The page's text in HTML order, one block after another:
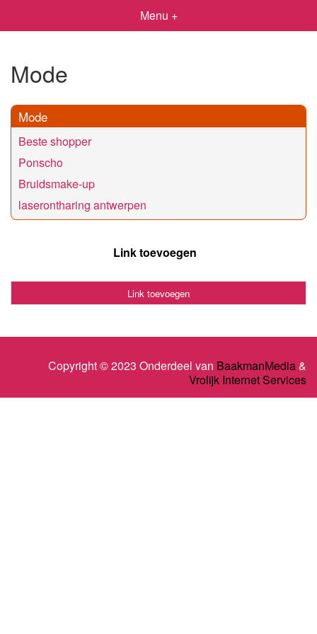
Menu +
Mode
Mode
Beste shopper
Ponscho
Bruidsmake-up
laserontharing antwerpen
Link toevoegen
Link toevoegen
Copyright © 2023 Onderdeel van BaakmanMedia&
Vrolijk Internet Services